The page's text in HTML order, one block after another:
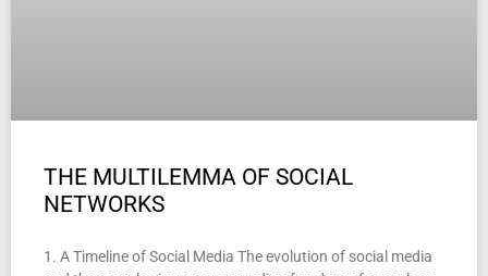
THE MULTILEMMA OF SOCIAL
NETWORKS
1. A Timeline of Social Media The evolution of social media